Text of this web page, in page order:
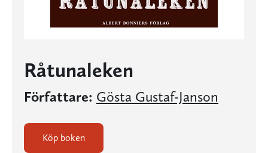
Råtunaleken
Författare: Gösta Gustaf-Janson
Köp boken